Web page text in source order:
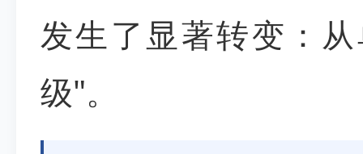
发生了显著转变：
级"。